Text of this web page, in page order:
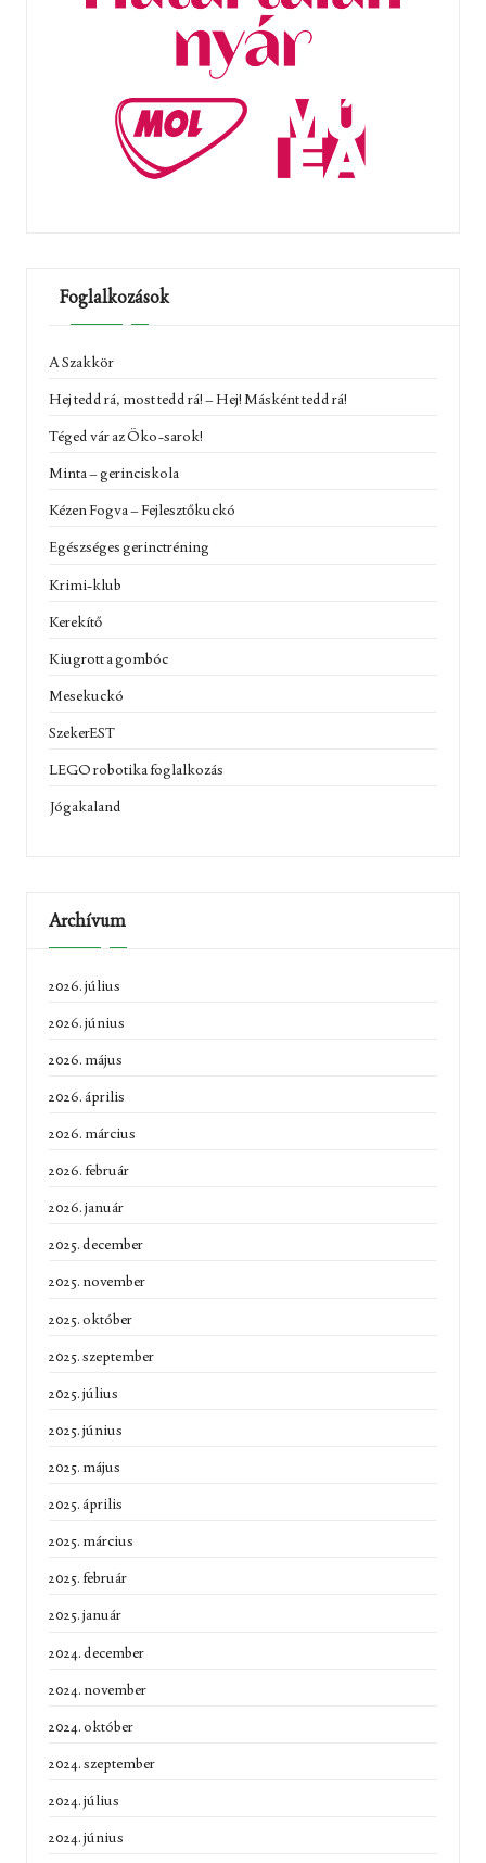
Foglalkozások
A Szakkör
Hej tedd rá, most tedd rá! – Hej! Másként tedd rá!
Téged vár az Öko-sarok!
Minta – gerinciskola
Kézen Fogva – Fejlesztőkuckó
Egészséges gerinctréning
Krimi-klub
Kerekítő
Kiugrott a gombóc
Mesekuckó
SzekerEST
LEGO robotika foglalkozás
Jógakaland
Archívum
2026. július
2026. június
2026. május
2026. április
2026. március
2026. február
2026. január
2025. december
2025. november
2025. október
2025. szeptember
2025. július
2025. június
2025. május
2025. április
2025. március
2025. február
2025. január
2024. december
2024. november
2024. október
2024. szeptember
2024. július
2024. június